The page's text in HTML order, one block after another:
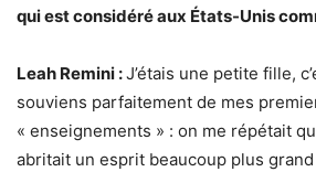
qui est considéré aux États-Unis
Leah Remini :J’étais une petite fille,
souviens parfaitement de mes
« enseignements » : on me répétait
abritait un esprit beaucoup plus